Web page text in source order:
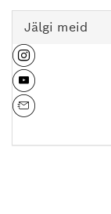
Jälgi meid